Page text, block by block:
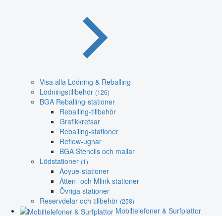
Visa alla Lödning & Reballing
Lödningstillbehör (126)
BGA Reballing-stationer
Reballing-tillbehör
Grafikkretsar
Reballing-stationer
Reflow-ugnar
BGA Stencils och mallar
Lödstationer (1)
Aoyue-stationer
Atten- och Mlink-stationer
Övriga stationer
Reservdelar och tillbehör (258)
Mobiltelefoner & Surfplattor